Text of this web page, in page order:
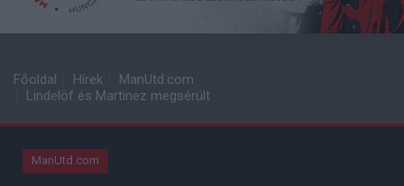
Főoldal Hírek
ManUtd.com
Lindelöf és Martinez megsérült
ManUtd.com